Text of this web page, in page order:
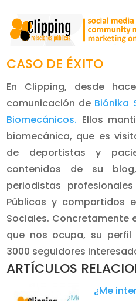
CASO DE ÉXITO
En Clipping, desde
comunicación de Biónika
Biomecánicos. Ellos
biomecánica, que es
de deportistas y
contenidos de su
periodistas
Públicas y compartidos
Sociales. Concretamente
que nos ocupa, su
3000 seguidores
ARTÍCULOS
¿Me